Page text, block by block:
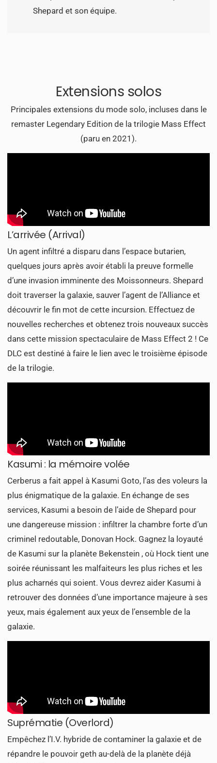
Shepard et son équipe.
Extensions solos
Principales extensions du mode solo, incluses dans le
remaster Legendary Edition de la trilogie Mass Effect
(paru en 2021).
L’arrivée (Arrival)
Un agent infiltré a disparu dans l’espace butarien,
quelques jours après avoir établi la preuve formelle
d’une invasion imminente des Moissonneurs. Shepard
doit traverser la galaxie, sauver l’agent de l’Alliance et
découvrir le fin mot de cette incursion. Effectuez de
nouvelles recherches et obtenez trois nouveaux succès
dans cette mission spectaculaire de Mass Effect 2 ! Ce
DLC est destiné à faire le lien avec le troisième épisode
de la trilogie.
Kasumi : la mémoire volée
Cerberus a fait appel à Kasumi Goto, l’as des voleurs la
plus énigmatique de la galaxie. En échange de ses
services, Kasumi a besoin de l’aide de Shepard pour
une dangereuse mission : infiltrer la chambre forte d’un
criminel redoutable, Donovan Hock. Gagnez la loyauté
de Kasumi sur la planète Bekenstein , où Hock tient une
soirée réunissant les malfaiteurs les plus riches et les
plus acharnés qui soient. Vous devrez aider Kasumi à
retrouver des données d’une importance majeure à ses
yeux, mais également aux yeux de l’ensemble de la
galaxie.
Suprématie (Overlord)
Empêchez l’I.V. hybride de contaminer la galaxie et de
répandre le pouvoir geth au-delà de la planète déjà